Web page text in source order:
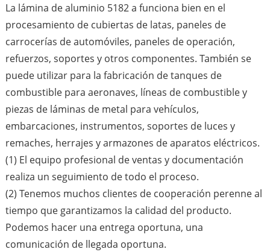
La lámina de aluminio 5182 a funciona bien en el
procesamiento de cubiertas de latas, paneles de
carrocerías de automóviles, paneles de operación,
refuerzos, soportes y otros componentes. También se
puede utilizar para la fabricación de tanques de
combustible para aeronaves, líneas de combustible y
piezas de láminas de metal para vehículos,
embarcaciones, instrumentos, soportes de luces y
remaches, herrajes y armazones de aparatos eléctricos.
(1) El equipo profesional de ventas y documentación
realiza un seguimiento de todo el proceso.
(2) Tenemos muchos clientes de cooperación perenne al
tiempo que garantizamos la calidad del producto.
Podemos hacer una entrega oportuna, una
comunicación de llegada oportuna.